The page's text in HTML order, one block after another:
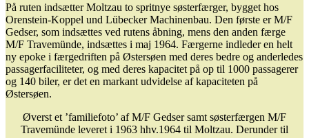
På ruten indsætter Moltzau to spritnye søsterfærger, bygget hos
Orenstein-Koppel und Lübecker Machinenbau. Den første er M/F
Gedser, som indsættes ved rutens åbning, mens den anden færge
M/F Travemünde, indsættes i maj 1964. Færgerne indleder en helt
ny epoke i færgedriften på Østersøen med deres bedre og anderledes
passagerfaciliteter, og med deres kapacitet på op til 1000 passagerer
og 140 biler, er det en markant udvidelse af kapaciteten på
Østersøen.
Øverst et ’familiefoto’ af M/F Gedser samt søsterfærgen M/F
Travemünde leveret i 1963 hhv.1964 til Moltzau. Derunder til